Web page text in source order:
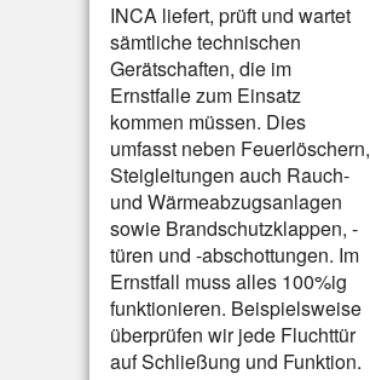
INCA liefert, prüft und wartet
sämtliche technischen
Gerätschaften, die im
Ernstfalle zum Einsatz
kommen müssen. Dies
umfasst neben Feuerlöschern,
Steigleitungen auch Rauch-
und Wärmeabzugsanlagen
sowie Brandschutzklappen, -
türen und -abschottungen. Im
Ernstfall muss alles 100%ig
funktionieren. Beispielsweise
überprüfen wir jede Fluchttür
auf Schließung und Funktion.